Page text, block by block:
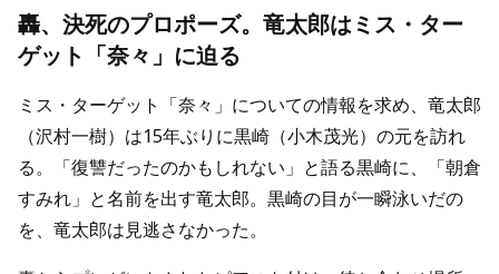
轟、決死のプロポーズ。竜太郎はミス・ター
ゲット「奈々」に迫る
ミス・ターゲット「奈々」についての情報を求め、竜太郎
（沢村一樹）は15年ぶりに黒崎（小木茂光）の元を訪れ
る。「復讐だったのかもしれない」と語る黒崎に、「朝倉
すみれ」と名前を出す竜太郎。黒崎の目が一瞬泳いだの
を、竜太郎は見逃さなかった。